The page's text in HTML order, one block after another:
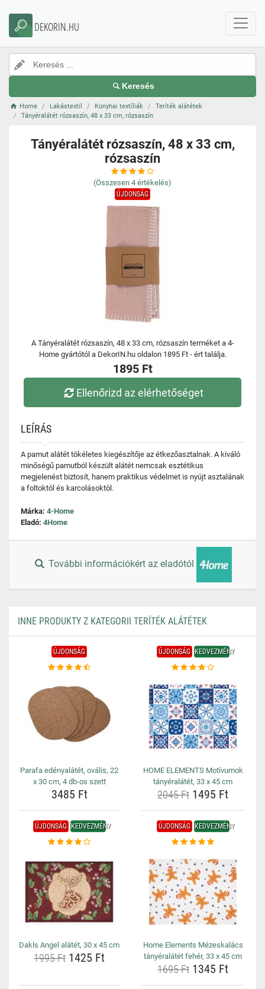
DEKORIN.HU
Keresés
Home Lakástextil Konyhai textíliák
Teríték alátétek
Tányéralátét rózsaszín, 48 x 33 cm, rózsaszín
Tányéralátét rózsaszín, 48 x 33 cm,
rózsaszín
(Összesen 4 értékelés)
ÚJDONSÁG
A Tányéralátét rózsaszín, 48 x 33 cm, rózsaszín terméket a 4-
Home gyártótól a DekorIN.hu oldalon 1895 Ft - ért találja.
1895 Ft
Ellenőrizd az elérhetőséget
LEÍRÁS
A pamut alátét tökéletes kiegészítője az étkezőasztalnak. A kiváló
minőségű pamutból készült alátét nemcsak esztétikus
megjelenést biztosít, hanem praktikus védelmet is nyújt asztalának
a foltoktól és karcolásoktól.
Márka: 4-Home
Eladó: 4Home
További információkért az eladótól
INNE PRODUKTY Z KATEGORII TERÍTÉK ALÁTÉTEK
ÚJDONSÁG
Parafa edényalátét, ovális, 22
x 30 cm, 4 db-os szett
3485 Ft
ÚJDONSÁG KEDVEZMÉNY
HOME ELEMENTS Motívumok
tányéralátét, 33 x 45 cm
2045 Ft 1495 Ft
ÚJDONSÁG KEDVEZMÉNY
Dakls Angel alátét, 30 x 45 cm
1995 Ft 1425 Ft
ÚJDONSÁG KEDVEZMÉNY
Home Elements Mézeskalács
tányéralátét fehér, 33 x 45 cm
1695 Ft 1345 Ft